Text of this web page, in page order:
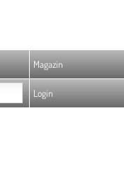
Magazin
Login